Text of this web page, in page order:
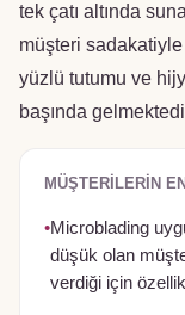
tek çatı altında
müşteri
yüzlü tutumu ve
başında
MÜŞTERILERIN
•Microblading
düşük olan
verdiği için